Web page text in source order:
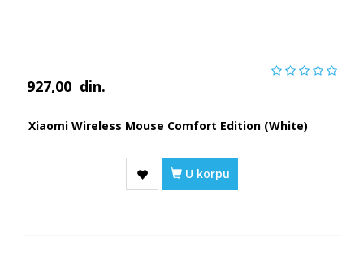
927,00 din.
Xiaomi Wireless Mouse Comfort Edition (White)
U korpu